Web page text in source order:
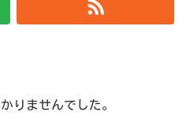
りませんでした。